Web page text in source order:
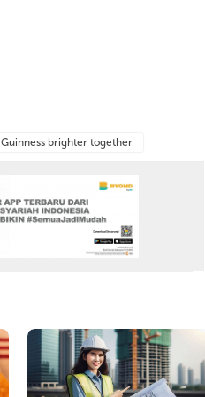
Guinness brighter together